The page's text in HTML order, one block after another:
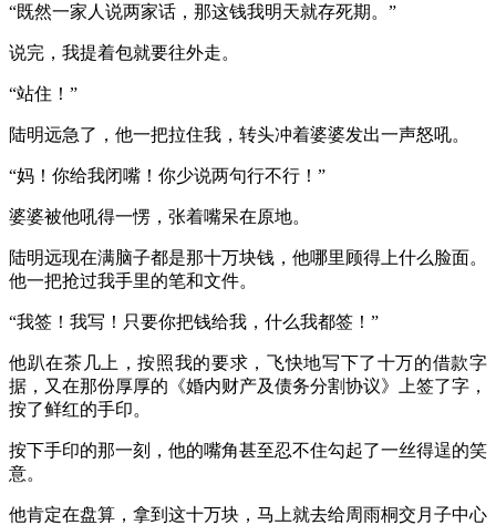
“既然一家人说两家话，那这钱我明天就存死期。”
说完，我提着包就要往外走。
“站住！”
陆明远急了，他一把拉住我，转头冲着婆婆发出一声怒吼。
“妈！你给我闭嘴！你少说两句行不行！”
婆婆被他吼得一愣，张着嘴呆在原地。
陆明远现在满脑子都是那十万块钱，他哪里顾得上什么脸面。
他一把抢过我手里的笔和文件。
“我签！我写！只要你把钱给我，什么我都签！”
他趴在茶几上，按照我的要求，飞快地写下了十万的借款字
据，又在那份厚厚的《婚内财产及债务分割协议》上签了字，
按了鲜红的手印。
按下手印的那一刻，他的嘴角甚至忍不住勾起了一丝得逞的笑
意。
他肯定在盘算，拿到这十万块，马上就去给周雨桐交月子中心